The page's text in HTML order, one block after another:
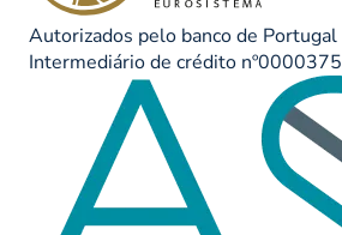
Autorizados pelo banco de Portugal
Intermediário de crédito nº0000375